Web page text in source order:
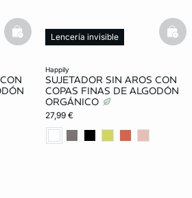
basketfull
happily
SUJETADOR SIN AROS CON
COPAS FINAS DE ALGODÓN
ORGÁNICO
27,99 €
Lencería invisible